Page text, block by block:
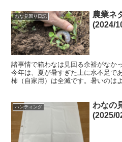
わな見回り日記
農業ネ
(2024/
諸事情で箱わなは見回る余裕がなか
今年は、夏が暑すぎた上に水不足で
柿（自家用）は全滅です。暑いのは
ハンティング
わなの
(2025/